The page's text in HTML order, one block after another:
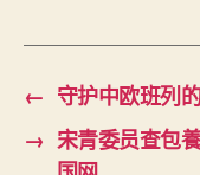
← 守护中欧班列
→ 宋青委员查包